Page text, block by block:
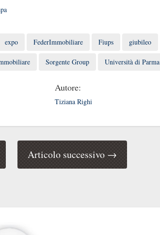
expo FederImmobiliare Fiups giubileo
Sorgente Group Università di Parma
Autore:
Tiziana Righi
Articolo successivo →